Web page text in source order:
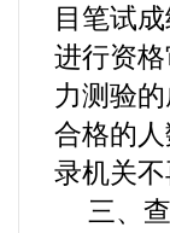
目笔试
进行资
力测验
合格的
录机关不
三、